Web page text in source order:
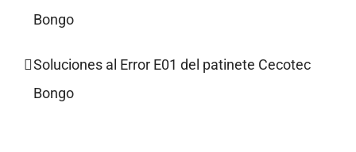
Bongo
Soluciones al Error E01 del patinete Cecotec
Bongo